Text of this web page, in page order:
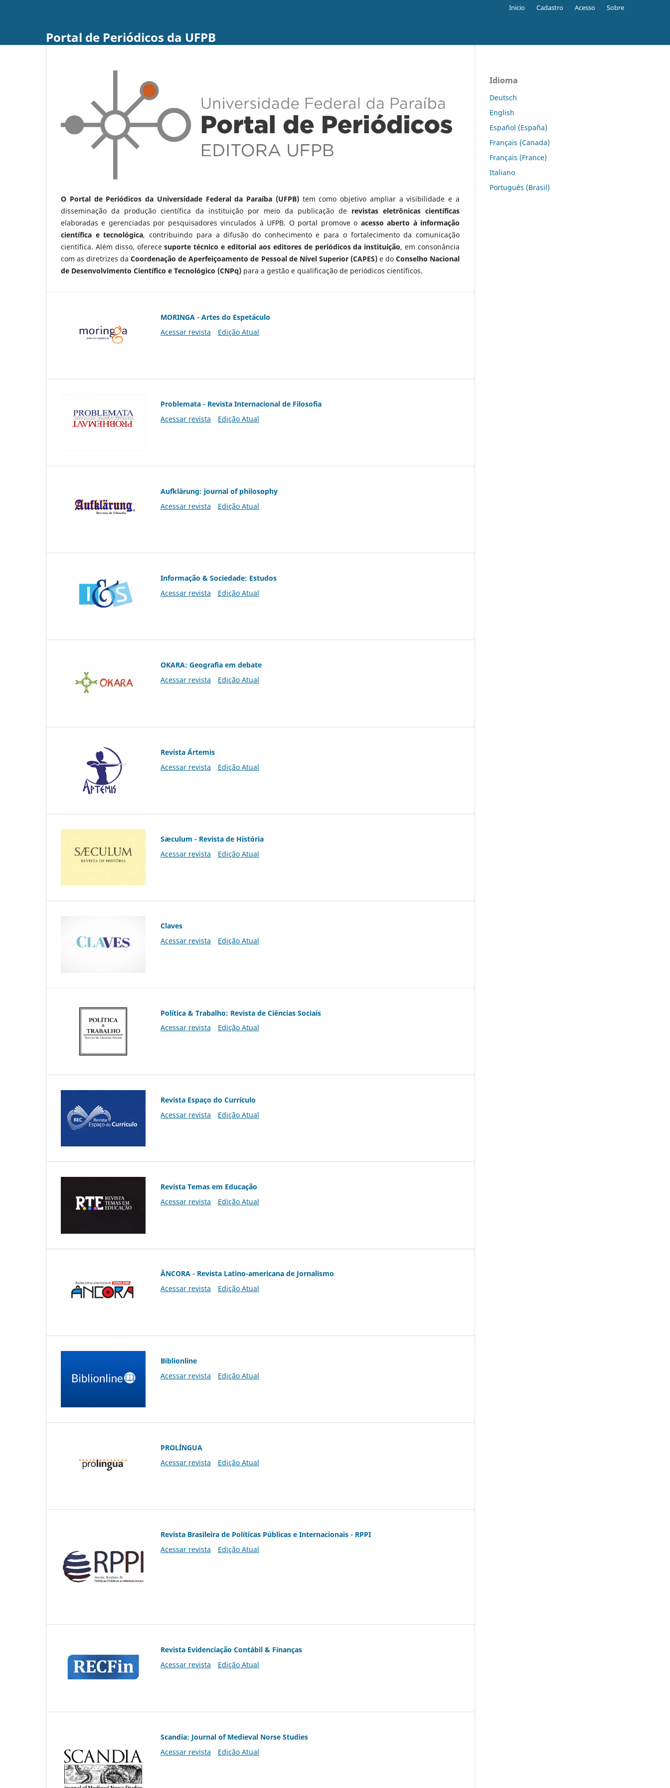
Portal de Periódicos da UFPB
Inicio Cadastro Acesso Sobre
O Portal de Periódicos da Universidade Federal da Paraíba (UFPB)tem como objetivo ampliar a visibilidade e a
disseminação da produção científica da instituição por meio da publicação de revistas eletrônicas científicas
elaboradas e gerenciadas por pesquisadores vinculados à UFPB. O portal promove o acesso aberto à informação
científica e tecnológica, contribuindo para a difusão do conhecimento e para o fortalecimento da comunicação
científica. Além disso, oferecesuporte técnico e editorial aos editores de periódicos da instituição, em consonância
com as diretrizes daCoordenação de Aperfeiçoamento de Pessoal de Nível Superior (CAPES)e do Conselho Nacional
de Desenvolvimento Científico e Tecnológico (CNPq) para a gestão e qualificação de periódicos científicos.
MORINGA - Artes do Espetáculo
Acessar revista
Edição Atual
Problemata - Revista Internacional de Filosofia
Acessar revista
Edição Atual
Aufklärung: journal of philosophy
Acessar revista
Edição Atual
Informação & Sociedade: Estudos
Acessar revista
Edição Atual
OKARA: Geografia em debate
Acessar revista
Edição Atual
Revista Ártemis
Acessar revista
Edição Atual
Sæculum - Revista de História
Acessar revista
Edição Atual
Claves
Acessar revista
Edição Atual
Política & Trabalho: Revista de Ciências Sociais
Acessar revista
Edição Atual
Revista Espaço do Currículo
Acessar revista
Edição Atual
Revista Temas em Educação
Acessar revista
Edição Atual
ÂNCORA - Revista Latino-americana de Jornalismo
Acessar revista
Edição Atual
Biblionline
Acessar revista
Edição Atual
PROLÍNGUA
Acessar revista
Edição Atual
Revista Brasileira de Políticas Públicas e Internacionais - RPPI
Acessar revista
Edição Atual
Revista Evidenciação Contábil & Finanças
Acessar revista
Edição Atual
Scandia: Journal of Medieval Norse Studies
Acessar revista
Edição Atual
Idioma
Deutsch
English
Español (España)
Français (Canada)
Français (France)
Italiano
Português (Brasil)